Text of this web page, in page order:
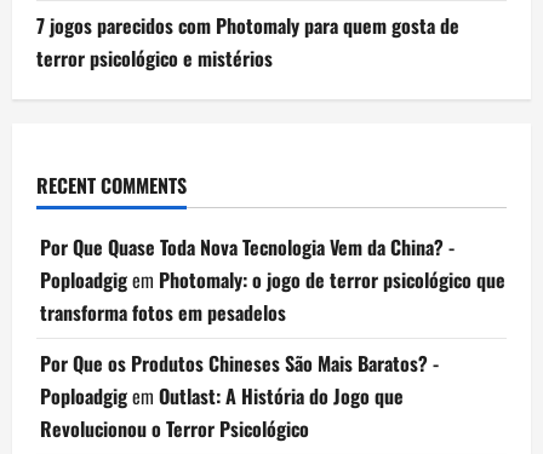
7 jogos parecidos com Photomaly para quem gosta de
terror psicológico e mistérios
RECENT COMMENTS
Por Que Quase Toda Nova Tecnologia Vem da China? -
Poploadgigem Photomaly: o jogo de terror psicológico que
transforma fotos em pesadelos
Por Que os Produtos Chineses São Mais Baratos? -
Poploadgigem Outlast: A História do Jogo que
Revolucionou o Terror Psicológico